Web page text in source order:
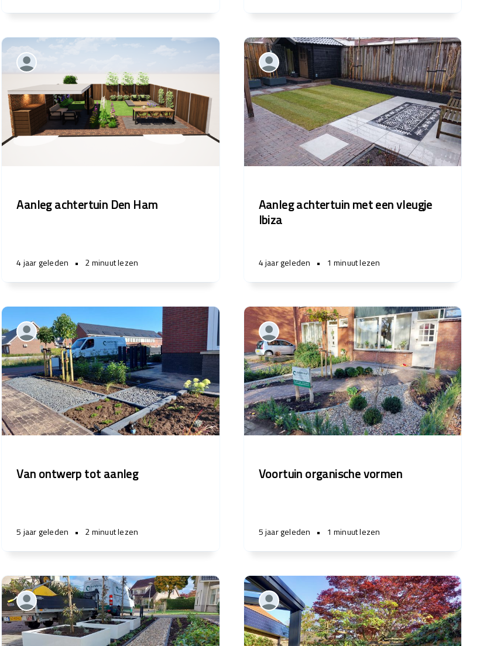
Aanleg achtertuin Den Ham
4 jaar geleden • 2 minuut lezen
Aanleg achtertuin met een vleugje
Ibiza
4 jaar geleden • 1 minuut lezen
Van ontwerp tot aanleg
5 jaar geleden • 2 minuut lezen
Voortuin organische vormen
5 jaar geleden • 1 minuut lezen